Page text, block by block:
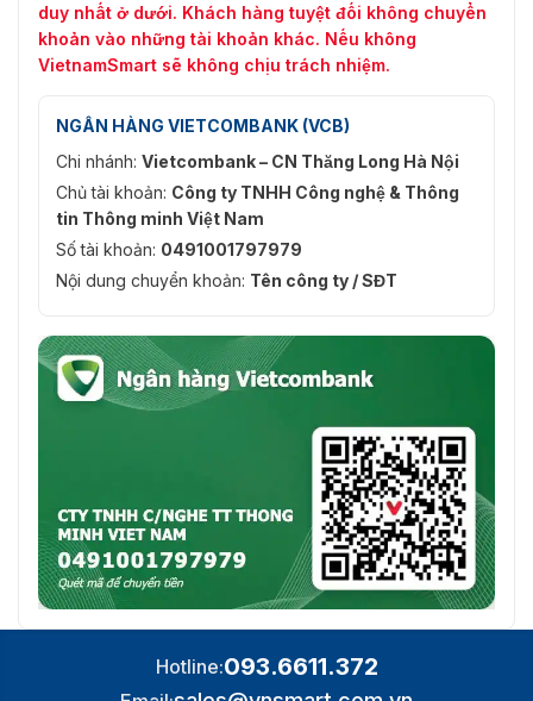
duy nhất ở dưới. Khách hàng tuyệt đối không chuyển
khoản vào những tài khoản khác. Nếu không
VietnamSmart sẽ không chịu trách nhiệm.
NGÂN HÀNG VIETCOMBANK (VCB)
Chi nhánh: Vietcombank – CN Thăng Long Hà Nội
Chủ tài khoản: Công ty TNHH Công nghệ & Thông
tin Thông minh Việt Nam
Số tài khoản: 0491001797979
Nội dung chuyển khoản: Tên công ty / SĐT
Hotline:093.6611.372